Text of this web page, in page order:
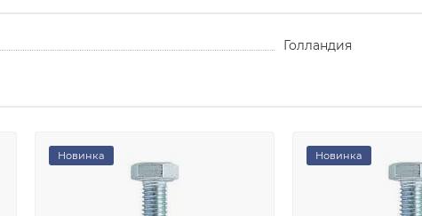
Голландия
Новинка Новинка